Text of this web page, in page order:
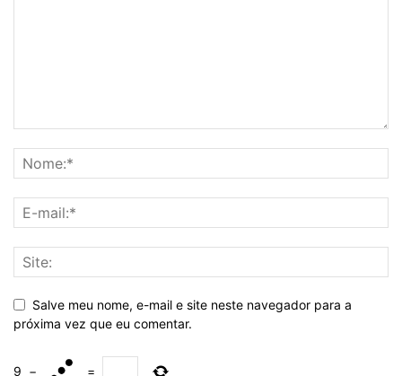
Salve meu nome, e-mail e site neste navegador para a
próxima vez que eu comentar.
9 − =